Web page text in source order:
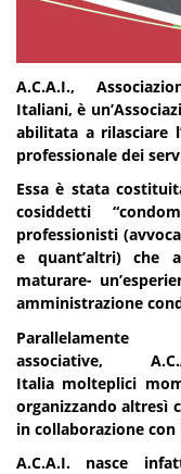
A.C.A.I.,
Italiani, è
abilitata a rilasciare
professionale dei
Essa è stata
cosiddetti
professionisti
e quant’altri) che
maturare-
amministrazione
associative,
Italia molteplici
organizzando altresì
in collaborazione
A.C.A.I. nasce